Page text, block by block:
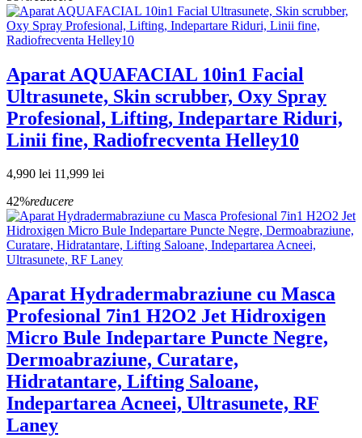
Aparat AQUAFACIAL 10in1 Facial
Ultrasunete, Skin scrubber, Oxy Spray
Profesional, Lifting, Indepartare Riduri,
Linii fine, Radiofrecventa Helley10
4,990 lei 11,999 lei
42%reducere
Aparat Hydradermabraziune cu Masca
Profesional 7in1 H2O2 Jet Hidroxigen
Micro Bule Indepartare Puncte Negre,
Dermoabraziune, Curatare,
Hidratantare, Lifting Saloane,
Indepartarea Acneei, Ultrasunete, RF
Laney